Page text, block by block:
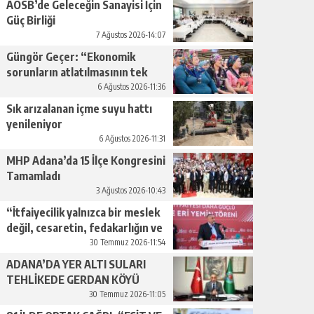
AOSB’de Geleceğin Sanayisi İçin
Güç Birliği
7 Ağustos 2026-14:07
Güngör Geçer: “Ekonomik
sorunların atlatılmasının tek
yolu üretimi artırmaktan
geçiyor.”
6 Ağustos 2026-11:36
Sık arızalanan içme suyu hattı
yenileniyor
6 Ağustos 2026-11:31
MHP Adana’da 15 İlçe Kongresini
Tamamladı
3 Ağustos 2026-10:43
“İtfaiyecilik yalnızca bir meslek
değil, cesaretin, fedakarlığın ve
insan sevgisinin en güçlü
temsilidir.”
30 Temmuz 2026-11:54
ADANA’DA YER ALTI SULARI
TEHLİKEDE GERDAN KÖYÜ
SANAYİ SUYU CENDERESİNDE
30 Temmuz 2026-11:05